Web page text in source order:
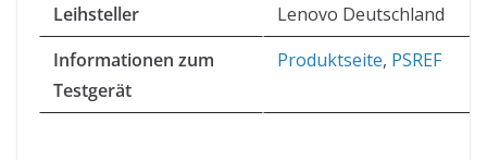
Leihsteller
Lenovo Deutschland
Informationen zum
Testgerät
Produktseite, PSREF